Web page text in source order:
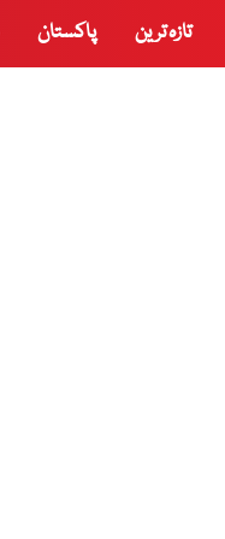
تازہ ترین پاکستان